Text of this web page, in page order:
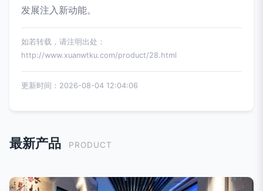
发展注入新动能。
如若转载，请注明出处：
http://www.xuanwtku.com/product/28.html
更新时间：2026-08-04 12:04:06
最新产品 PRODUCT